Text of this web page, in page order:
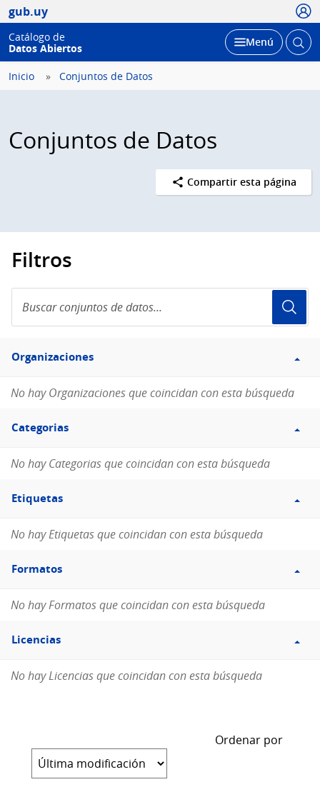
gub.uy
Catálogo de
Datos Abiertos
Desplegar
Menú Abrir
Inicio Conjuntos de Datos
Conjuntos de Datos
Compartir esta página
Filtros
conjuntos
de
Filtro
Organizaciones
Organizaciones
No hay Organizaciones que coincidan con esta búsqueda
Filtro
Categorias
Categorias
No hay Categorias que coincidan con esta búsqueda
Filtro
Etiquetas
Etiquetas
No hay Etiquetas que coincidan con esta búsqueda
Filtro
Formatos
Formatos
No hay Formatos que coincidan con esta búsqueda
Filtro
Licencias
Licencias
No hay Licencias que coincidan con esta búsqueda
Ordenar por